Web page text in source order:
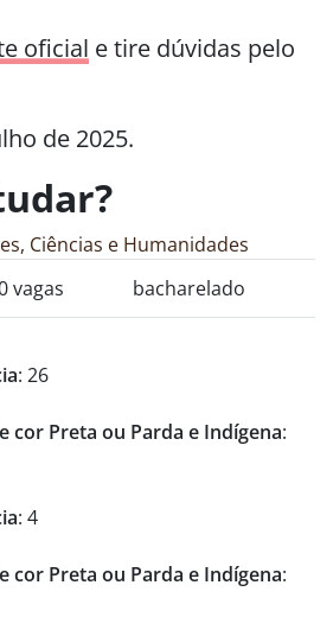
oficial e tire dúvidas pelo
de 2025.
Ciências e Humanidades
vagas bacharelado
: 26
cor Preta ou Parda e Indígena:
: 4
cor Preta ou Parda e Indígena: